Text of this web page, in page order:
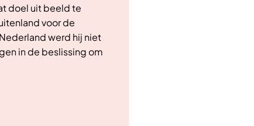
doel uit beeld te
voor de
werd hij niet
in de beslissing om